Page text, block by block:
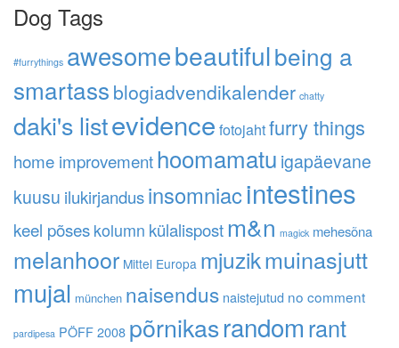
Dog Tags
#furrythings awesomebeautifulbeing a
smartass blogiadvendikalender chatty
daki's listevidence fotojahtfurry things
home improvementhoomamatu igapäevane
kuusu ilukirjandusinsomniacintestines
keel põseskolumn külalispost m&n magick mehesõna
melanhoor Mittel Europa mjuzikmuinasjutt
mujal münchen naisendus naistejutud no comment
pardipesa PÖFF 2008 põrnikasrandomrant